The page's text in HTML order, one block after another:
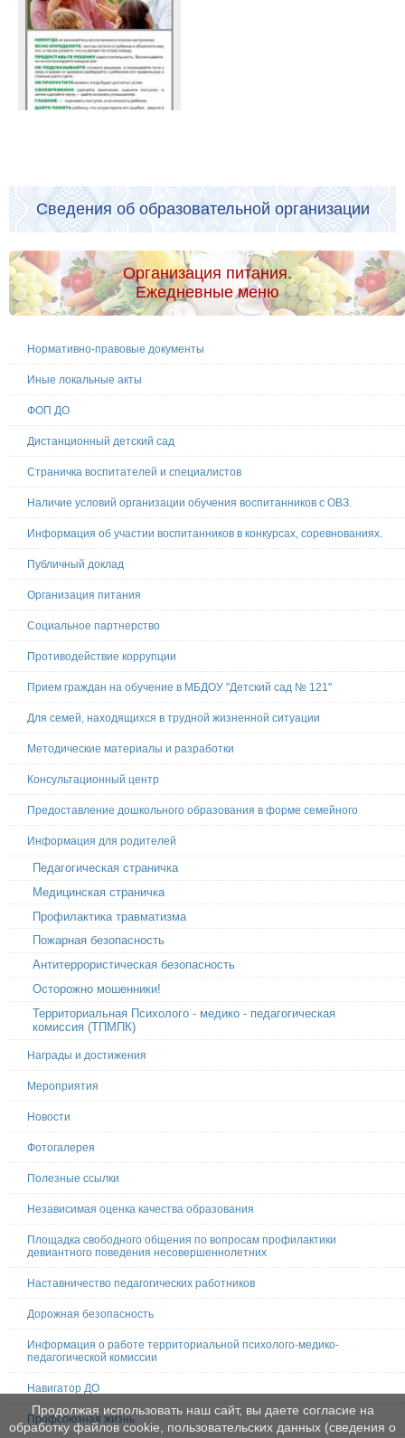
Сведения об образовательной организации
Организация питания.
Ежедневные меню
Нормативно-правовые документы
Иные локальные акты
ФОП ДО
Дистанционный детский сад
Страничка воспитателей и специалистов
Наличие условий организации обучения воспитанников с ОВЗ.
Информация об участии воспитанников в конкурсах, соревнованиях.
Публичный доклад
Организация питания
Социальное партнерство
Противодействие коррупции
Прием граждан на обучение в МБДОУ "Детский сад № 121"
Для семей, находящихся в трудной жизненной ситуации
Методические материалы и разработки
Консультационный центр
Предоставление дошкольного образования в форме семейного
Информация для родителей
Педагогическая страничка
Медицинская страничка
Профилактика травматизма
Пожарная безопасность
Антитеррористическая безопасность
Осторожно мошенники!
Территориальная Психолого - медико - педагогическая
комиссия (ТПМПК)
Награды и достижения
Мероприятия
Новости
Фотогалерея
Полезные ссылки
Независимая оценка качества образования
Площадка свободного общения по вопросам профилактики
девиантного поведения несовершеннолетних
Наставничество педагогических работников
Дорожная безопасность
Информация о работе территориальной психолого-медико-
педагогической комиссии
Навигатор ДО
Профсоюзная жизнь
Продолжая использовать наш сайт, вы даете согласие на
обработку файлов cookie, пользовательских данных (сведения о